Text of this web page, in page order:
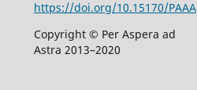
https://doi.org/10.15170/PAAA
Copyright © Per Aspera ad
Astra 2013–2020